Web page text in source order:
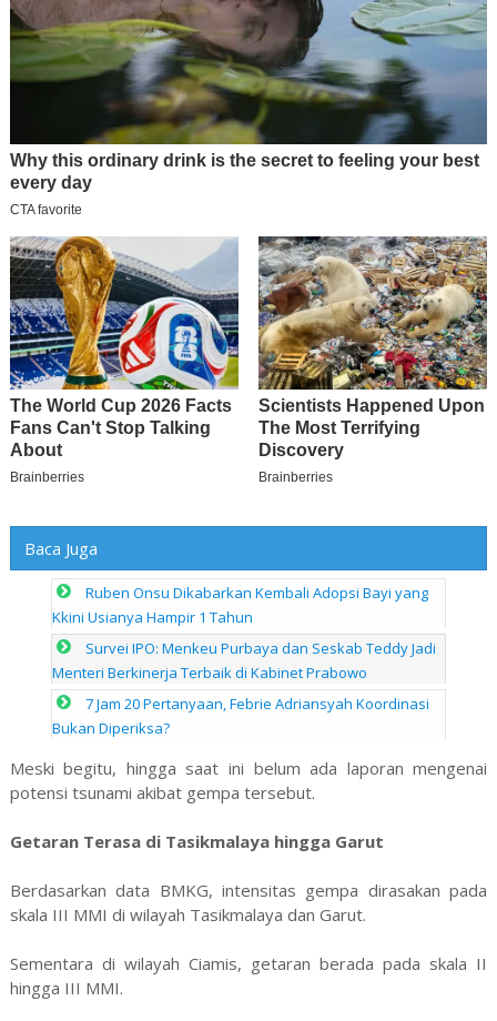
Baca Juga
Ruben Onsu Dikabarkan Kembali Adopsi Bayi yang
Kkini Usianya Hampir 1 Tahun
Survei IPO: Menkeu Purbaya dan Seskab Teddy Jadi
Menteri Berkinerja Terbaik di Kabinet Prabowo
7 Jam 20 Pertanyaan, Febrie Adriansyah Koordinasi
Bukan Diperiksa?
Meski begitu, hingga saat ini belum ada laporan mengenai
potensi tsunami akibat gempa tersebut.
Getaran Terasa di Tasikmalaya hingga Garut
Berdasarkan data BMKG, intensitas gempa dirasakan pada
skala III MMI di wilayah Tasikmalaya dan Garut.
Sementara di wilayah Ciamis, getaran berada pada skala II
hingga III MMI.